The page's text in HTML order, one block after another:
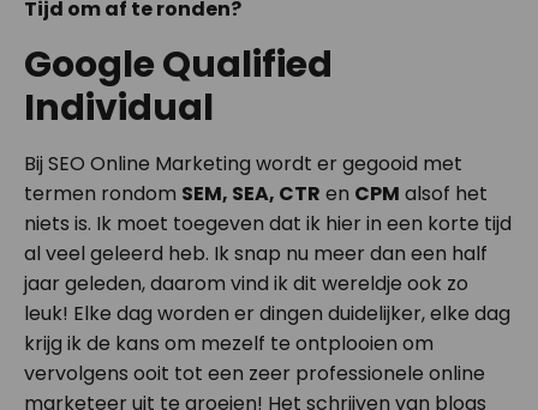
Tijd om af te ronden?
Google Qualified
Individual
Bij SEO Online Marketing wordt er gegooid met
termen rondom SEM, SEA, CTR en CPM alsof het
niets is. Ik moet toegeven dat ik hier in een korte tijd
al veel geleerd heb. Ik snap nu meer dan een half
jaar geleden, daarom vind ik dit wereldje ook zo
leuk! Elke dag worden er dingen duidelijker, elke dag
krijg ik de kans om mezelf te ontplooien om
vervolgens ooit tot een zeer professionele online
marketeer uit te groeien! Het schrijven van blogs